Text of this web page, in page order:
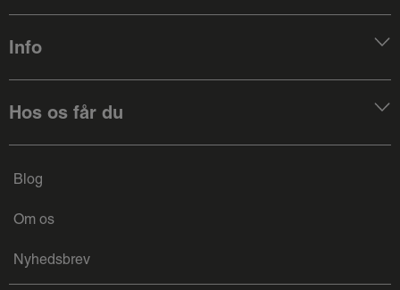
Info
Hos os får du
Blog
Om os
Nyhedsbrev